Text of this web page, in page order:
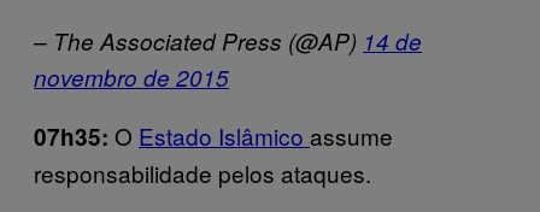
– The Associated Press (@AP) 14 de
novembro de 2015
07h35: O Estado Islâmico assume
responsabilidade pelos ataques.